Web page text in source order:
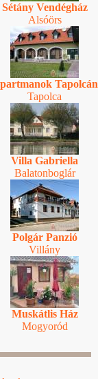
Sétány Vendégház
Alsóörs
Tapolcán
Tapolca
Villa Gabriella
Balatonboglár
Polgár Panzió
Villány
Muskátlis Ház
Mogyoród